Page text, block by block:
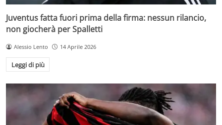
Juventus fatta fuori prima della firma: nessun rilancio,
non giocherà per Spalletti
Alessio Lento 14 Aprile 2026
Leggi di più